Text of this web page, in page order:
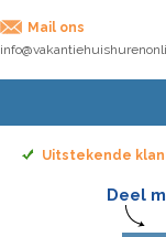
Mail ons
Uitstekende
Deel